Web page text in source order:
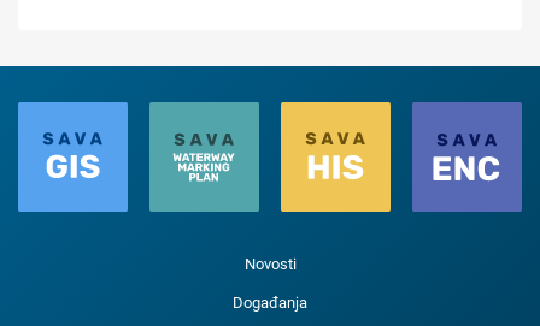
Novosti
Događanja